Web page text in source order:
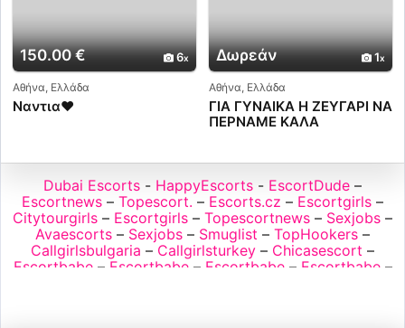
150.00 € 6
Αθήνα, Ελλάδα
Ναντια❤️
Δωρεάν 1
Αθήνα, Ελλάδα
ΓΙΑ ΓΥΝΑΙΚΑ Η ΖΕΥΓΑΡΙ ΝΑ
ΠΕΡΝΑΜΕ ΚΑΛΑ
Dubai Escorts - HappyEscorts - EscortDude –
Escortnews – Topescort. – Escorts.cz – Escortgirls –
Citytourgirls – Escortgirls – Topescortnews – Sexjobs –
Avaescorts – Sexjobs – Smuglist – TopHookers –
Callgirlsbulgaria – Callgirlsturkey – Chicasescort –
Escortbabe– Escortbabe– Escortbabe– Escortbabe–